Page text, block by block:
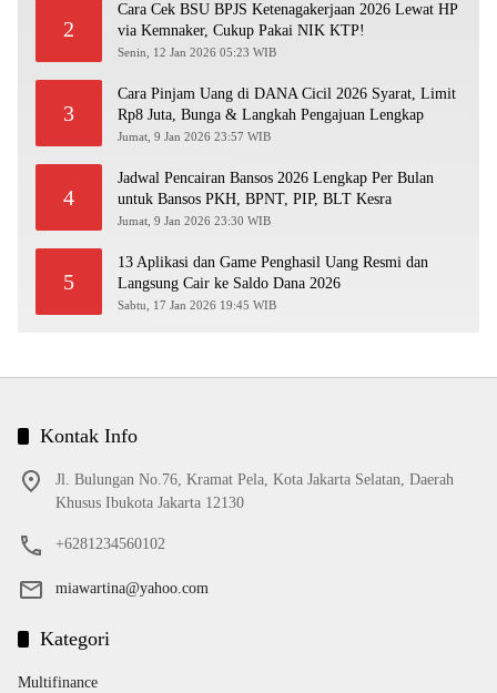
2
Cara Cek BSU BPJS Ketenagakerjaan 2026 Lewat HP
via Kemnaker, Cukup Pakai NIK KTP!
Senin, 12 Jan 2026 05:23 WIB
3
Cara Pinjam Uang di DANA Cicil 2026 Syarat, Limit
Rp8 Juta, Bunga & Langkah Pengajuan Lengkap
Jumat, 9 Jan 2026 23:57 WIB
4
Jadwal Pencairan Bansos 2026 Lengkap Per Bulan
untuk Bansos PKH, BPNT, PIP, BLT Kesra
Jumat, 9 Jan 2026 23:30 WIB
5
13 Aplikasi dan Game Penghasil Uang Resmi dan
Langsung Cair ke Saldo Dana 2026
Sabtu, 17 Jan 2026 19:45 WIB
Kontak Info
Jl. Bulungan No.76, Kramat Pela, Kota Jakarta Selatan, Daerah
Khusus Ibukota Jakarta 12130
+6281234560102
miawartina@yahoo.com
Kategori
Multifinance